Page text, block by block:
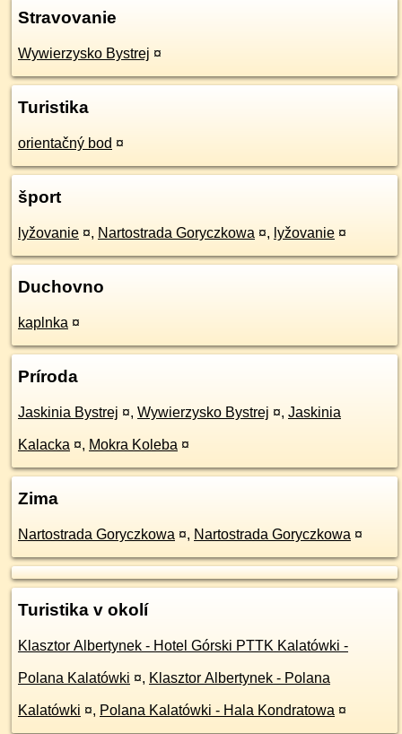
Stravovanie
Wywierzysko Bystrej ¤
Turistika
orientačný bod ¤
šport
lyžovanie ¤, Nartostrada Goryczkowa ¤, lyžovanie ¤
Duchovno
kaplnka ¤
Príroda
Jaskinia Bystrej ¤, Wywierzysko Bystrej ¤, Jaskinia
Kalacka ¤, Mokra Koleba ¤
Zima
Nartostrada Goryczkowa ¤, Nartostrada Goryczkowa ¤
Turistika v okolí
Klasztor Albertynek - Hotel Górski PTTK Kalatówki -
Polana Kalatówki ¤, Klasztor Albertynek - Polana
Kalatówki ¤, Polana Kalatówki - Hala Kondratowa ¤